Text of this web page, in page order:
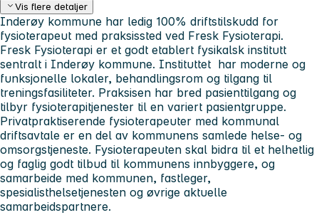
Vis flere detaljer
Inderøy kommune har ledig 100% driftstilskudd for
fysioterapeut med praksissted ved Fresk Fysioterapi.
Fresk Fysioterapi er et godt etablert fysikalsk institutt
sentralt i Inderøy kommune. Instituttet har moderne og
funksjonelle lokaler, behandlingsrom og tilgang til
treningsfasiliteter. Praksisen har bred pasienttilgang og
tilbyr fysioterapitjenester til en variert pasientgruppe.
Privatpraktiserende fysioterapeuter med kommunal
driftsavtale er en del av kommunens samlede helse- og
omsorgstjeneste. Fysioterapeuten skal bidra til et helhetlig
og faglig godt tilbud til kommunens innbyggere, og
samarbeide med kommunen, fastleger,
spesialisthelsetjenesten og øvrige aktuelle
samarbeidspartnere.